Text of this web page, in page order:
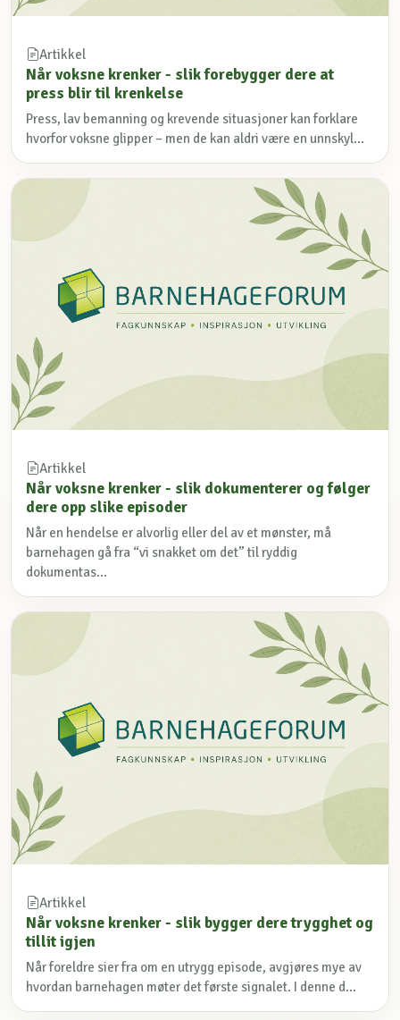
Artikkel
Når voksne krenker - slik forebygger dere at
press blir til krenkelse
Press, lav bemanning og krevende situasjoner kan forklare
hvorfor voksne glipper – men de kan aldri være en unnskyl...
Artikkel
Når voksne krenker - slik dokumenterer og følger
dere opp slike episoder
Når en hendelse er alvorlig eller del av et mønster, må
barnehagen gå fra “vi snakket om det” til ryddig
dokumentas...
Artikkel
Når voksne krenker - slik bygger dere trygghet og
tillit igjen
Når foreldre sier fra om en utrygg episode, avgjøres mye av
hvordan barnehagen møter det første signalet. I denne d...